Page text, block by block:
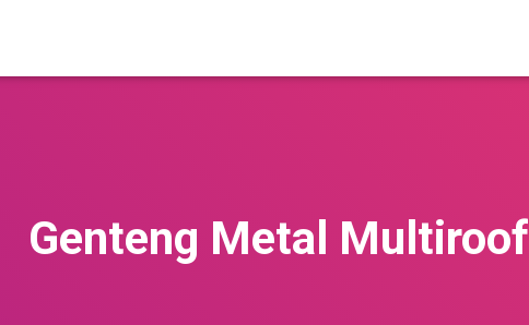
Genteng Metal Multiroof